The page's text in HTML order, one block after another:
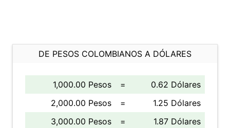
DE PESOS COLOMBIANOS A DÓLARES
1,000.00 Pesos =
0.62 Dólares
2,000.00 Pesos
=
1.25 Dólares
3,000.00 Pesos
=
1.87 Dólares